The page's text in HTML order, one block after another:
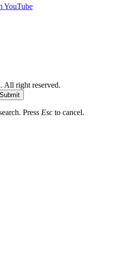
YouTube
All right reserved.
Submit
Press Esc to cancel.